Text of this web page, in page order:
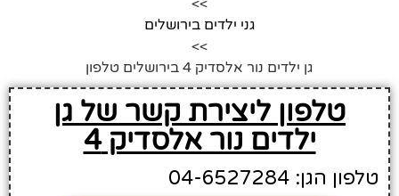
>>
גני ילדים בירושלים
>>
גן ילדים נור אלסדיק 4 בירושלים טלפון
טלפון ליצירת קשר של גן
ילדים נור אלסדיק 4
טלפון הגן: 04-6527284